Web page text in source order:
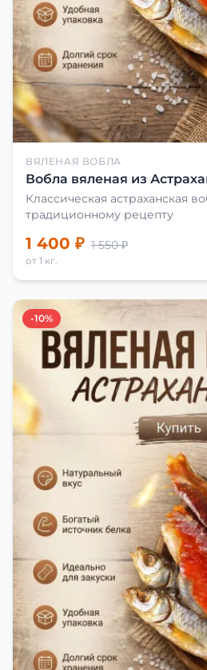
ВЯЛЕНАЯ ВОБЛА
Вобла вяленая из
Классическая астраханская
традиционному рецепту
1 400 ₽ 1 550 ₽
от 1 кг.
-10%